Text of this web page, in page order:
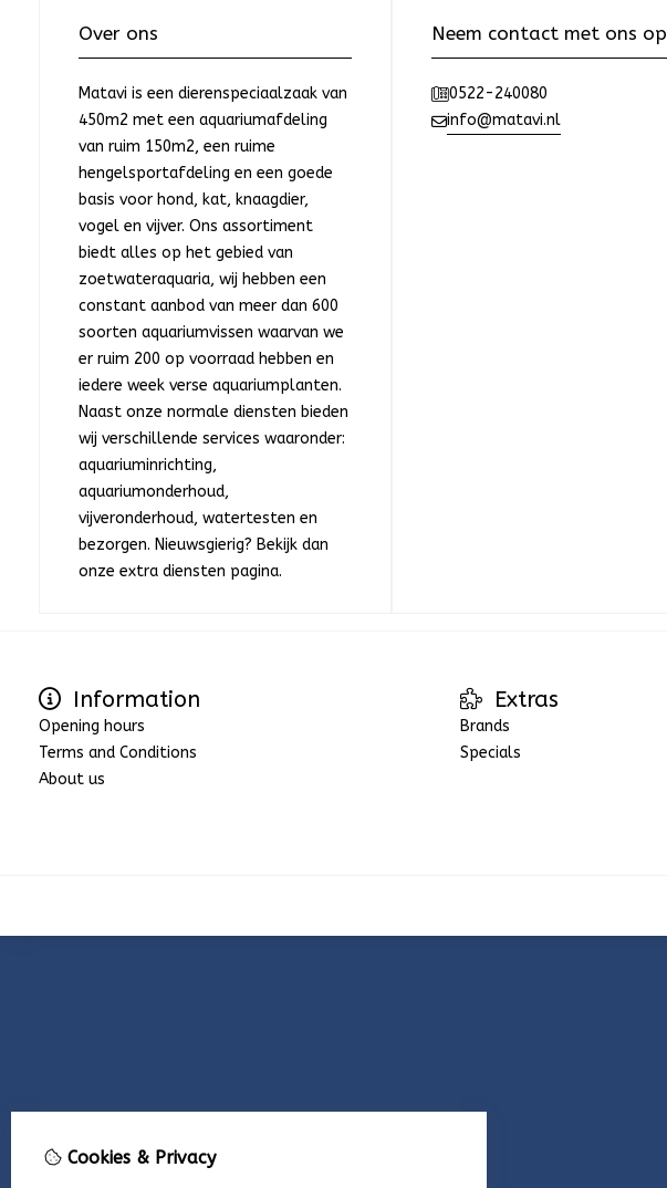
Over ons
Matavi is een dierenspeciaalzaak van
450m2 met een aquariumafdeling
van ruim 150m2, een ruime
hengelsportafdeling en een goede
basis voor hond, kat, knaagdier,
vogel en vijver. Ons assortiment
biedt alles op het gebied van
zoetwateraquaria, wij hebben een
constant aanbod van meer dan 600
soorten aquariumvissen waarvan we
er ruim 200 op voorraad hebben en
iedere week verse aquariumplanten.
Naast onze normale diensten bieden
wij verschillende services waaronder:
aquariuminrichting,
aquariumonderhoud,
vijveronderhoud, watertesten en
bezorgen. Nieuwsgierig? Bekijk dan
onze extra diensten pagina.
Neem contact met ons op
0522-240080
info@matavi.nl
Information
Opening hours
Terms and Conditions
About us
Extras
Brands
Specials
Cookies & Privacy